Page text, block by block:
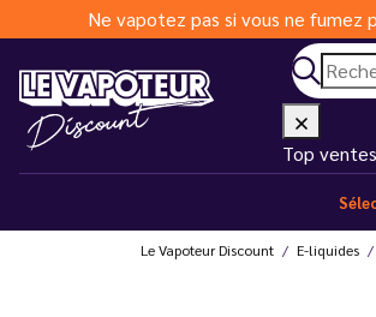
Ne vapotez pas si vous ne fumez
Top
Le Vapoteur Discount E-liquides